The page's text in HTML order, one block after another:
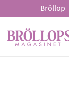
Bröllop